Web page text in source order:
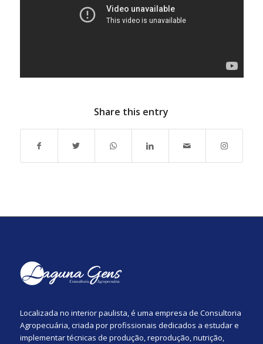
Share this entry
Localizada no interior paulista, é uma empresa de Consultoria
Agropecuária, criada por profissionais dedicados a estudar e
implementar técnicas de produção, reprodução, nutrição,